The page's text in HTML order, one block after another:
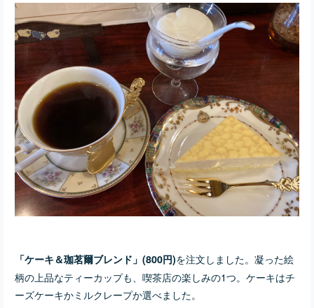
「ケーキ＆珈茗爾ブレンド」(800円)を注文しました。凝った絵
柄の上品なティーカップも、喫茶店の楽しみの1つ。ケーキはチ
ーズケーキかミルクレープか選べました。